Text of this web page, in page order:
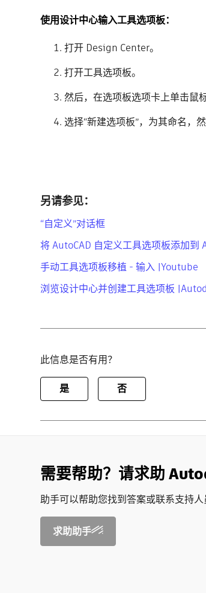
使用设计中心输入工具选项板：
打开 Design Center。
打开工具选项板。
然后，在选项板选项卡上单击鼠
选择“新建选项板”，为其命名，
另请参见：
“自定义”对话框
将 AutoCAD 自定义工具选项板添加
手动工具选项板移植 - 输入 |Youtube
浏览设计中心并创建工具选项板
此信息是否有用？
是 否
需要帮助？请求助
助手可以帮助您找到答案或联系支持人
求助助手